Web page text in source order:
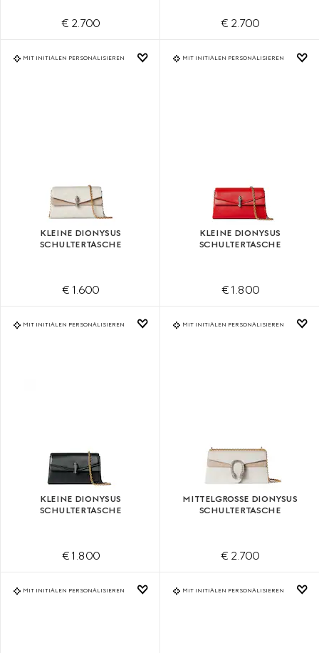
€ 2.700 € 2.700
MIT INITIALEN PERSONALISIEREN
KLEINE DIONYSUS
SCHULTERTASCHE
€ 1.600
MIT INITIALEN PERSONALISIEREN
KLEINE DIONYSUS
SCHULTERTASCHE
€ 1.800
MIT INITIALEN PERSONALISIEREN
KLEINE DIONYSUS
SCHULTERTASCHE
€ 1.800
MIT INITIALEN PERSONALISIEREN
MITTELGROSSE DIONYSUS S
CHULTERTASCHE
€ 2.700
MIT INITIALEN PERSONALISIEREN MIT INITIALEN PERSONALISIEREN